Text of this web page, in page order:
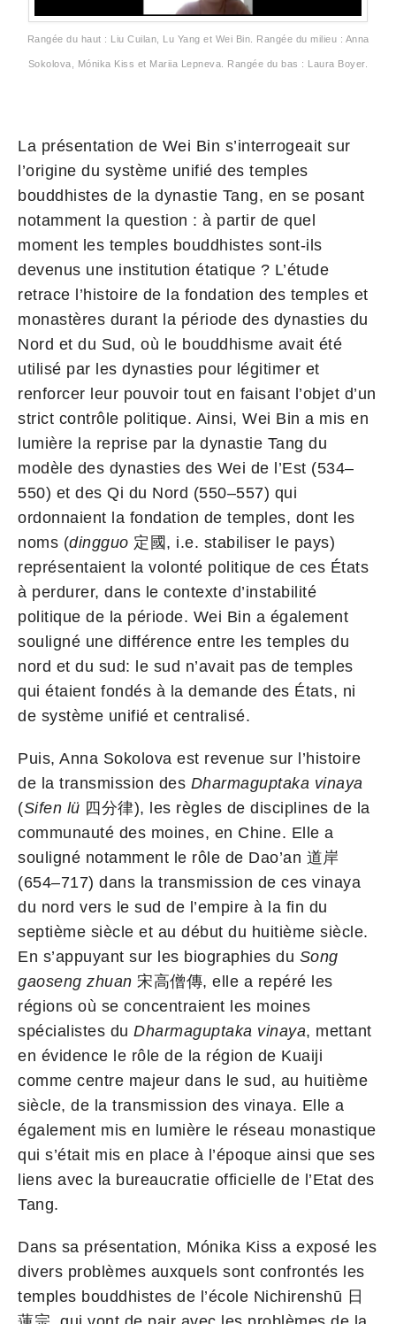
Rangée du haut : Liu Cuilan, Lu Yang et Wei Bin. Rangée du milieu : Anna
Sokolova, Mónika Kiss et Mariia Lepneva. Rangée du bas : Laura Boyer.
La présentation de Wei Bin s’interrogeait sur
l’origine du système unifié des temples
bouddhistes de la dynastie Tang, en se posant
notamment la question : à partir de quel
moment les temples bouddhistes sont-ils
devenus une institution étatique ? L’étude
retrace l’histoire de la fondation des temples et
monastères durant la période des dynasties du
Nord et du Sud, où le bouddhisme avait été
utilisé par les dynasties pour légitimer et
renforcer leur pouvoir tout en faisant l’objet d’un
strict contrôle politique. Ainsi, Wei Bin a mis en
lumière la reprise par la dynastie Tang du
modèle des dynasties des Wei de l’Est (534–
550) et des Qi du Nord (550–557) qui
ordonnaient la fondation de temples, dont les
noms (dingguo 定國, i.e. stabiliser le pays)
représentaient la volonté politique de ces États
à perdurer, dans le contexte d’instabilité
politique de la période. Wei Bin a également
souligné une différence entre les temples du
nord et du sud: le sud n’avait pas de temples
qui étaient fondés à la demande des États, ni
de système unifié et centralisé.
Puis, Anna Sokolova est revenue sur l’histoire
de la transmission des Dharmaguptaka vinaya
(Sifen lü 四分律), les règles de disciplines de la
communauté des moines, en Chine. Elle a
souligné notamment le rôle de Dao’an 道岸
(654–717) dans la transmission de ces vinaya
du nord vers le sud de l’empire à la fin du
septième siècle et au début du huitième siècle.
En s’appuyant sur les biographies du Song
gaoseng zhuan 宋高僧傳, elle a repéré les
régions où se concentraient les moines
spécialistes du Dharmaguptaka vinaya, mettant
en évidence le rôle de la région de Kuaiji
comme centre majeur dans le sud, au huitième
siècle, de la transmission des vinaya. Elle a
également mis en lumière le réseau monastique
qui s’était mis en place à l’époque ainsi que ses
liens avec la bureaucratie officielle de l’Etat des
Tang.
Dans sa présentation, Mónika Kiss a exposé les
divers problèmes auxquels sont confrontés les
temples bouddhistes de l’école Nichirenshū 日